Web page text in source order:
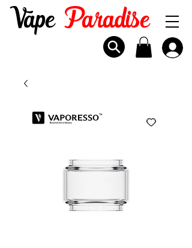
VapeParadise